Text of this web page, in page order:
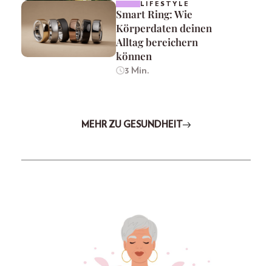
LIFESTYLE
Smart Ring: Wie
Körperdaten deinen
Alltag bereichern
können
3 Min.
MEHR ZU GESUNDHEIT